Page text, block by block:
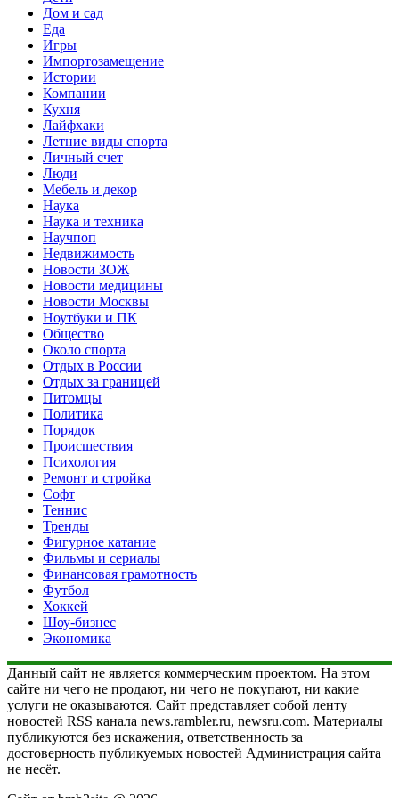
Дом и сад
Еда
Игры
Импортозамещение
Истории
Компании
Кухня
Лайфхаки
Летние виды спорта
Личный счет
Люди
Мебель и декор
Наука
Наука и техника
Научпоп
Недвижимость
Новости ЗОЖ
Новости медицины
Новости Москвы
Ноутбуки и ПК
Общество
Около спорта
Отдых в России
Отдых за границей
Питомцы
Политика
Порядок
Происшествия
Психология
Ремонт и стройка
Софт
Теннис
Тренды
Фигурное катание
Фильмы и сериалы
Финансовая грамотность
Футбол
Хоккей
Шоу-бизнес
Экономика
Данный сайт не является коммерческим проектом. На этом
сайте ни чего не продают, ни чего не покупают, ни какие
услуги не оказываются. Сайт представляет собой ленту
новостей RSS канала news.rambler.ru, newsru.com. Материалы
публикуются без искажения, ответственность за
достоверность публикуемых новостей Администрация сайта
не несёт.